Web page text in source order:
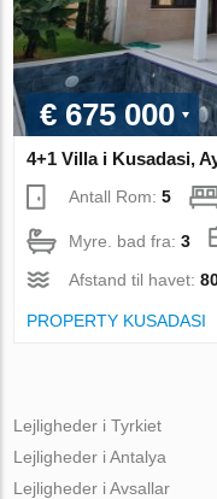
€ 675 000
4+1 Villa i Kusadasi,
Antall Rom:5
Myre. bad fra:3
Afstand til havet:
PROPERTY KUSADASI
Lejligheder i Tyrkiet
Lejligheder i Antalya
Lejligheder i Avsallar